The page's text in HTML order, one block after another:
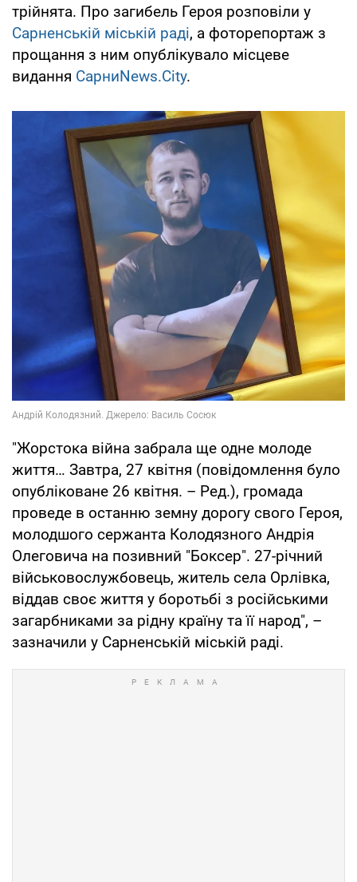
трійнята. Про загибель Героя розповіли у
Сарненській міській раді, а фоторепортаж з
прощання з ним опублікувало місцеве
видання СарниNews.City.
"Жорстока війна забрала ще одне молоде
життя… Завтра, 27 квітня (повідомлення було
опубліковане 26 квітня. – Ред.), громада
проведе в останню земну дорогу свого Героя,
молодшого сержанта Колодязного Андрія
Олеговича на позивний "Боксер". 27-річний
військовослужбовець, житель села Орлівка,
віддав своє життя у боротьбі з російськими
загарбниками за рідну країну та її народ", –
зазначили у Сарненській міській раді.